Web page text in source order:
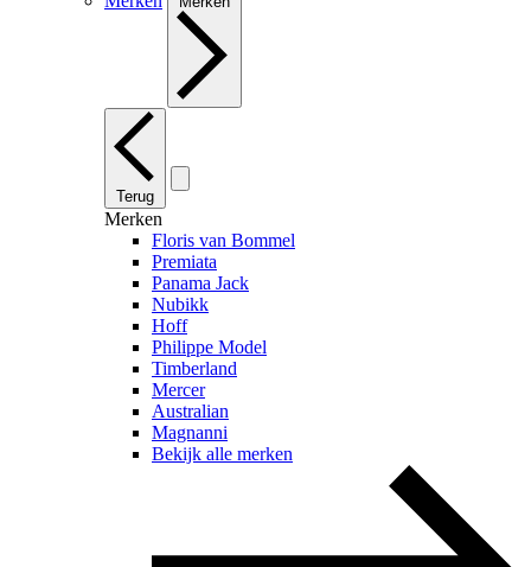
Terug
Merken
Floris van Bommel
Premiata
Panama Jack
Nubikk
Hoff
Philippe Model
Timberland
Mercer
Australian
Magnanni
Bekijk alle merken